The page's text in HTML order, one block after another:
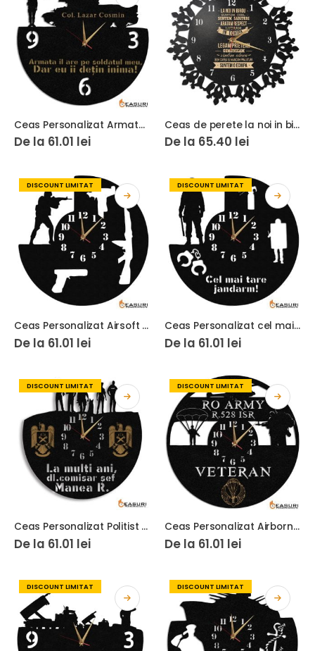
Ceas Personalizat Armata Militar Tanchist
De la 61.01 lei
Ceas de perete la noi in birou
De la 65.40 lei
DISCOUNT LIMITAT
Ceas Personalizat Airsoft Militar
De la 61.01 lei
DISCOUNT LIMITAT
Ceas Personalizat cel mai tare jandarm
De la 61.01 lei
DISCOUNT LIMITAT
Ceas Personalizat Politist 02
De la 61.01 lei
DISCOUNT LIMITAT
Ceas Personalizat Airborne Militar Parasutist
De la 61.01 lei
DISCOUNT LIMITAT DISCOUNT LIMITAT